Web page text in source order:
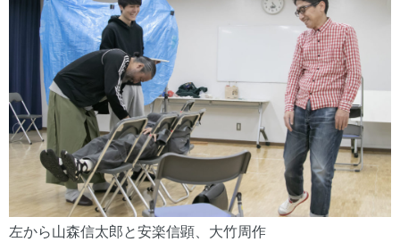
左から山森信太郎と安楽信顕、大竹周作